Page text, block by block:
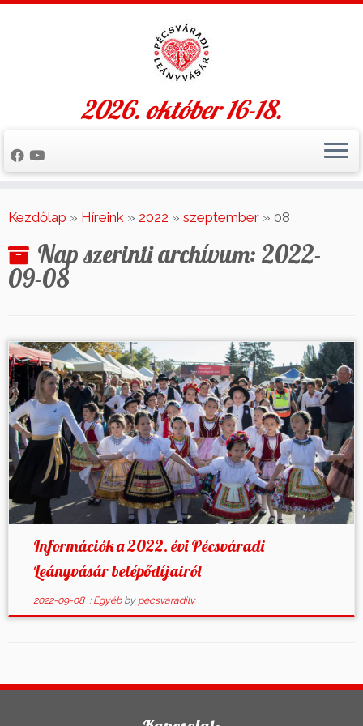
to
2026. október 16-18.
Kezdőlap » Híreink » 2022 » szeptember » 08
Nap szerinti archívum: 2022-
09-08
Információk a 2022. évi Pécsváradi
Leányvásár belépődíjairól
2022-09-08: Egyéb by pecsvaradilv